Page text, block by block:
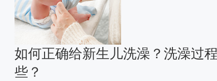
如何正确给新生儿洗澡？洗澡过
些？